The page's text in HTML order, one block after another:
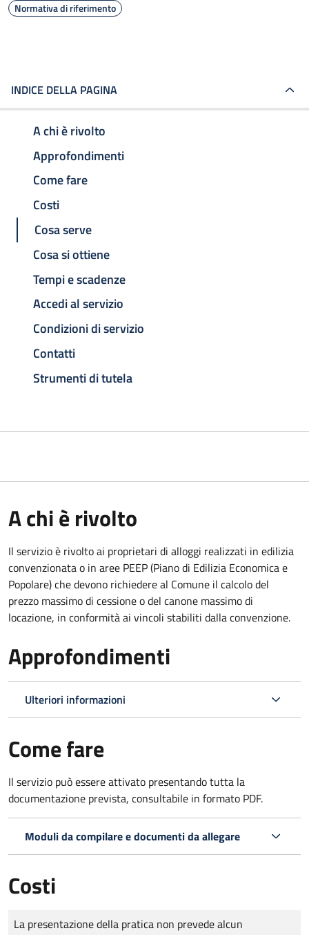
Normativa di riferimento
INDICE DELLA PAGINA
A chi è rivolto
Approfondimenti
Come fare
Costi
Cosa serve
Cosa si ottiene
Tempi e scadenze
Accedi al servizio
Condizioni di servizio
Contatti
Strumenti di tutela
A chi è rivolto
Il servizio è rivolto ai proprietari di alloggi realizzati in edilizia
convenzionata o in aree PEEP (Piano di Edilizia Economica e
Popolare) che devono richiedere al Comune il calcolo del
prezzo massimo di cessione o del canone massimo di
locazione, in conformità ai vincoli stabiliti dalla convenzione.
Approfondimenti
Ulteriori informazioni
Come fare
Il servizio può essere attivato presentando tutta la
documentazione prevista, consultabile in formato PDF.
Moduli da compilare e documenti da allegare
Costi
Tipo di pagamento
Importo
La presentazione della pratica non prevede alcun